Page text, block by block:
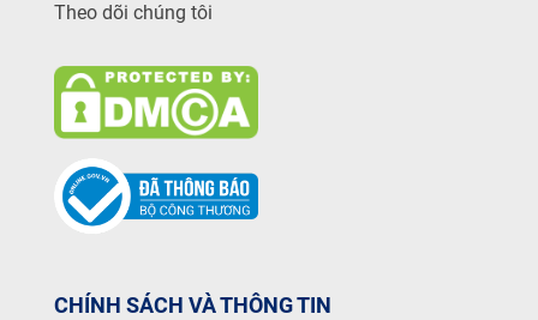
Theo dõi chúng tôi
CHÍNH SÁCH VÀ THÔNG TIN